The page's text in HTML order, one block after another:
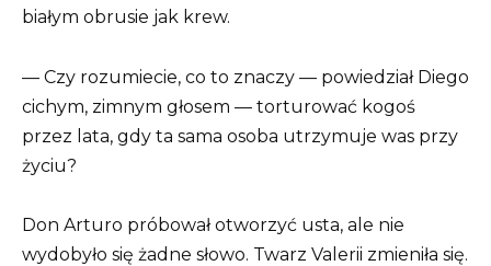
białym obrusie jak krew.
— Czy rozumiecie, co to znaczy — powiedział Diego
cichym, zimnym głosem — torturować kogoś
przez lata, gdy ta sama osoba utrzymuje was przy
życiu?
Don Arturo próbował otworzyć usta, ale nie
wydobyło się żadne słowo. Twarz Valerii zmieniła się.